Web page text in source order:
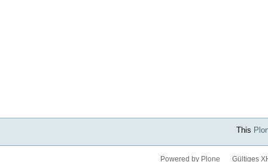
This
Powered by Plone Gültiges